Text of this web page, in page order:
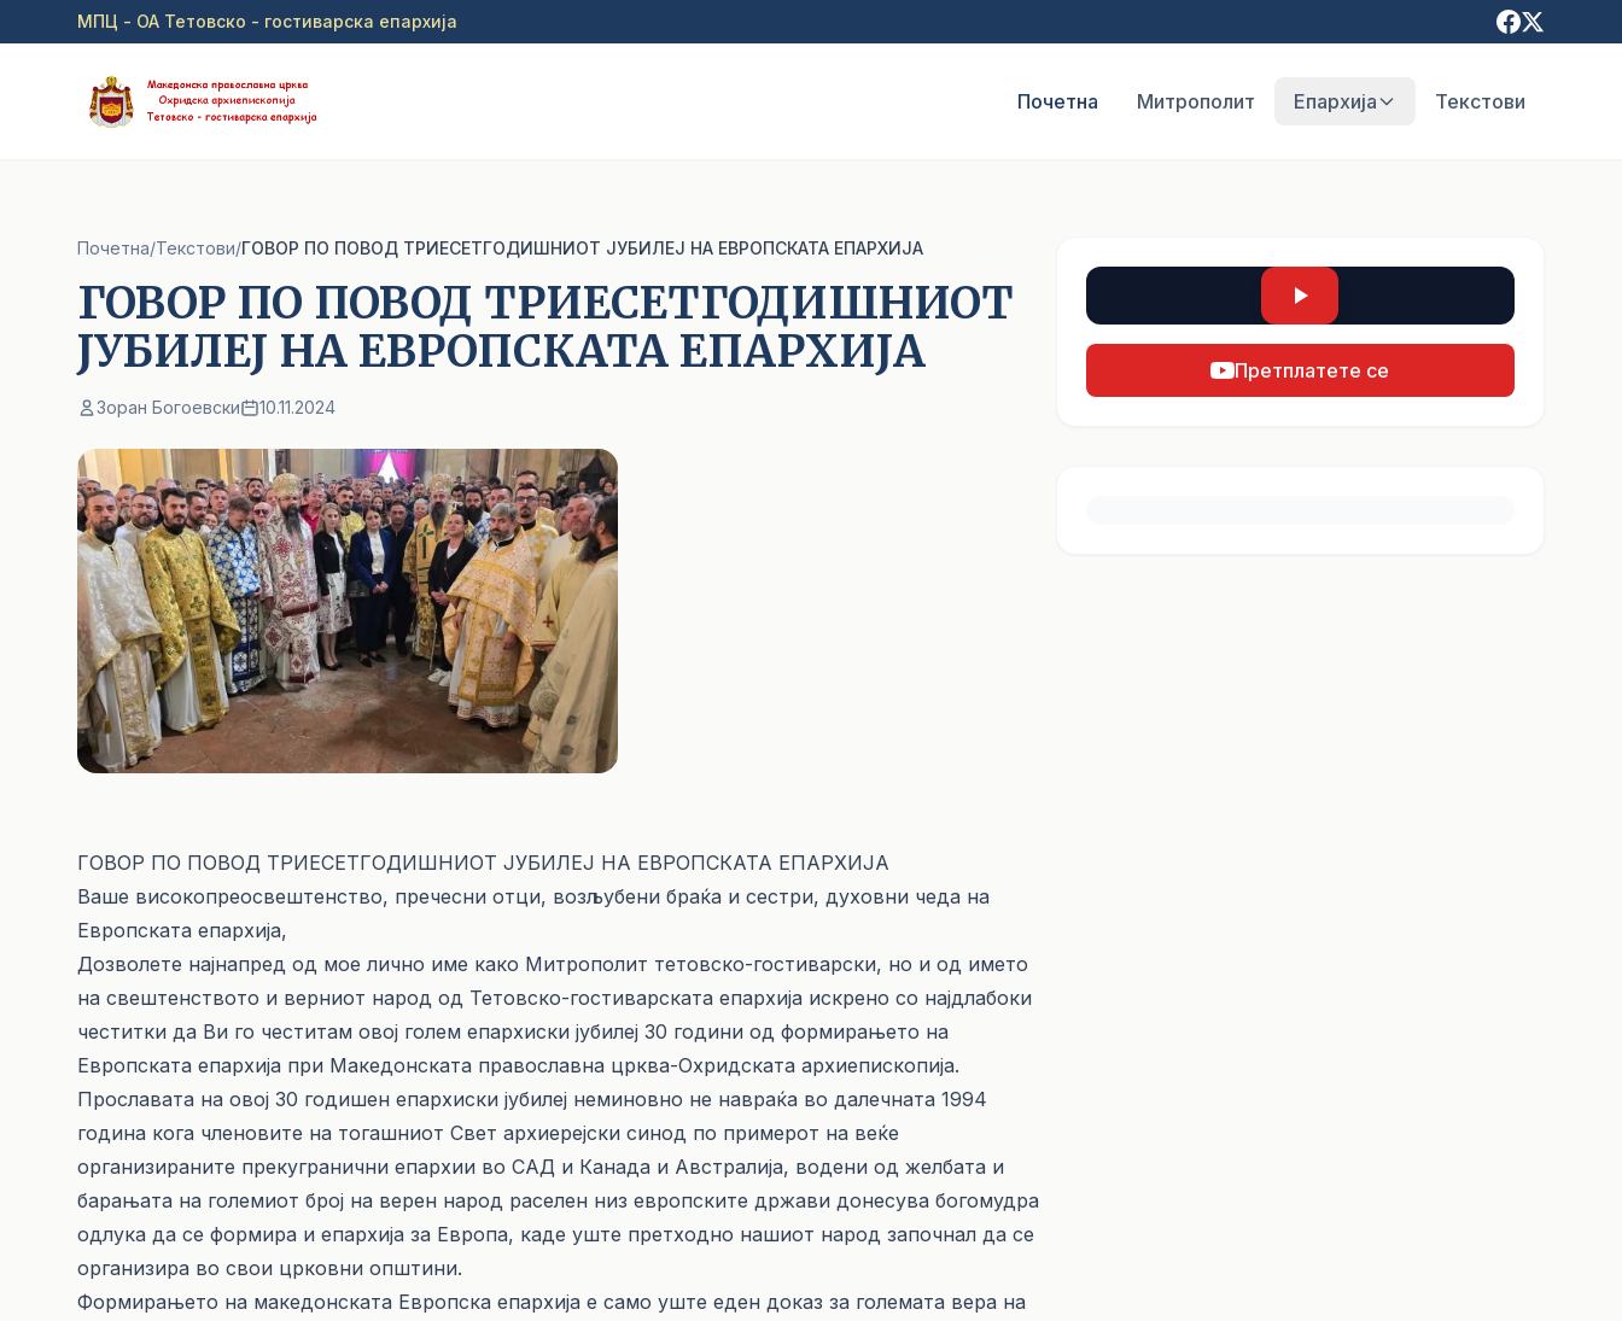
Прејди на главна содржина
МПЦ - ОА Тетовско - гостиварска епархија
Почетна Митрополит Епархија Текстови
Почетна/Текстови/ГОВОР ПО ПОВОД ТРИЕСЕТГОДИШНИОТ ЈУБИЛЕЈ НА ЕВРОПСКАТА ЕПАРХИЈА
ГОВОР ПО ПОВОД ТРИЕСЕТГОДИШНИОТ
ЈУБИЛЕЈ НА ЕВРОПСКАТА ЕПАРХИЈА
Зоран Богоевски 10.11.2024
ГОВОР ПО ПОВОД ТРИЕСЕТГОДИШНИОТ ЈУБИЛЕЈ НА ЕВРОПСКАТА ЕПАРХИЈА
Ваше високопреосвештенство, пречесни отци, возљубени браќа и сестри, духовни чеда на
Европската епархија,
Дозволете најнапред од мое лично име како Митрополит тетовско-гостиварски, но и од името
на свештенството и верниот народ од Тетовско-гостиварската епархија искрено со најдлабоки
честитки да Ви го честитам овој голем епархиски јубилеј 30 години од формирањето на
Европската епархија при Македонската православна црква-Охридската архиепископија.
Прославата на овој 30 годишен епархиски јубилеј неминовно не навраќа во далечната 1994
година кога членовите на тогашниот Свет архиерејски синод по примерот на веќе
организираните прекугранични епархии во САД и Канада и Австралија, водени од желбата и
барањата на големиот број на верен народ раселен низ европските држави донесува богомудра
одлука да се формира и епархија за Европа, каде уште претходно нашиот народ започнал да се
организира во свои црковни општини.
Формирањето на македонската Европска епархија е само уште еден доказ за големата вера на
Претплатете се